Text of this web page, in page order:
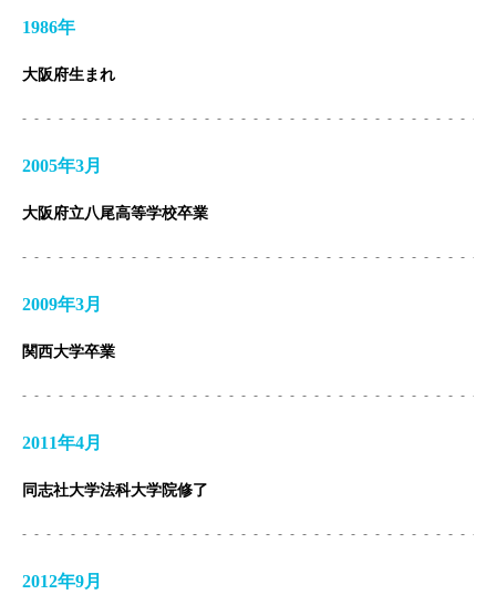
1986年
大阪府生まれ
2005年3月
大阪府立八尾高等学校卒業
2009年3月
関西大学卒業
2011年4月
同志社大学法科大学院修了
2012年9月